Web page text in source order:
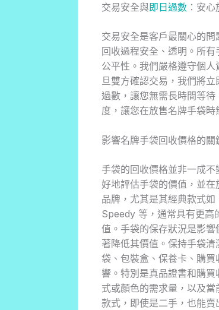
交易安全與即日過數 ：安
交易安全是客戶最關心的
回收過程安全、透明。所
公平性。我們嚴格遵守個
旦雙方確認交易，我們將
過數，讓您無需長時間等
度，讓您在放售名牌手袋時
影響名牌手袋回收價格的關
手袋的回收價格並非一成
好地評估手袋的價值，並在
品牌，尤其是其經典款式
Speedy 等，通常具有更高
值。手袋的保存狀況是影
著降低其價值。保持手袋
袋、包裝盒、保養卡、購
響。特別是真品證書和購
式或顏色的需求量，以及
款式，即使是二手，也能賣